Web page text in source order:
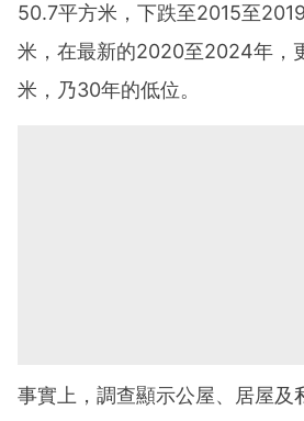
50.7平方米，下跌至2015至
米，在最新的2020至2024年，
米，乃30年的低位。
事實上，調查顯示公屋、居屋及